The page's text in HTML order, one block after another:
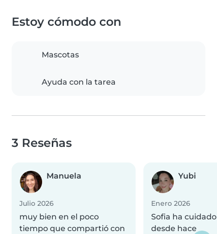
Estoy cómodo con
Mascotas
Ayuda con la tarea
3 Reseñas
Manuela
Julio 2026
muy bien en el poco
tiempo que compartió con
Yubi
Enero 2026
Sofia ha
desde hace